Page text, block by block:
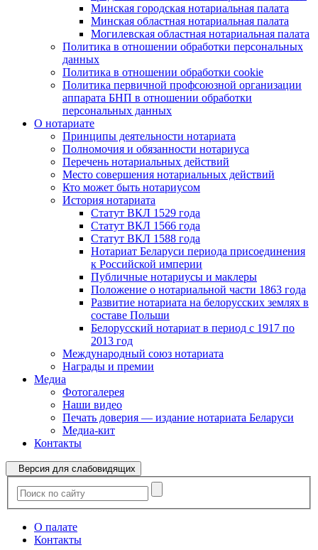
Минская городская нотариальная палата
Минская областная нотариальная палата
Могилевская областная нотариальная палата
Политика в отношении обработки персональных
данных
Политика в отношении обработки cookie
Политика первичной профсоюзной организации
аппарата БНП в отношении обработки
персональных данных
О нотариате
Принципы деятельности нотариата
Полномочия и обязанности нотариуса
Перечень нотариальных действий
Место совершения нотариальных действий
Кто может быть нотариусом
История нотариата
Статут ВКЛ 1529 года
Статут ВКЛ 1566 года
Статут ВКЛ 1588 года
Нотариат Беларуси периода присоединения
к Российской империи
Публичные нотариусы и маклеры
Положение о нотариальной части 1863 года
Развитие нотариата на белорусских землях в
составе Польши
Белорусский нотариат в период с 1917 по
2013 год
Международный союз нотариата
Награды и премии
Медиа
Фотогалерея
Наши видео
Печать доверия — издание нотариата Беларуси
Медиа-кит
Контакты
Версия для слабовидящих
О палате
Контакты